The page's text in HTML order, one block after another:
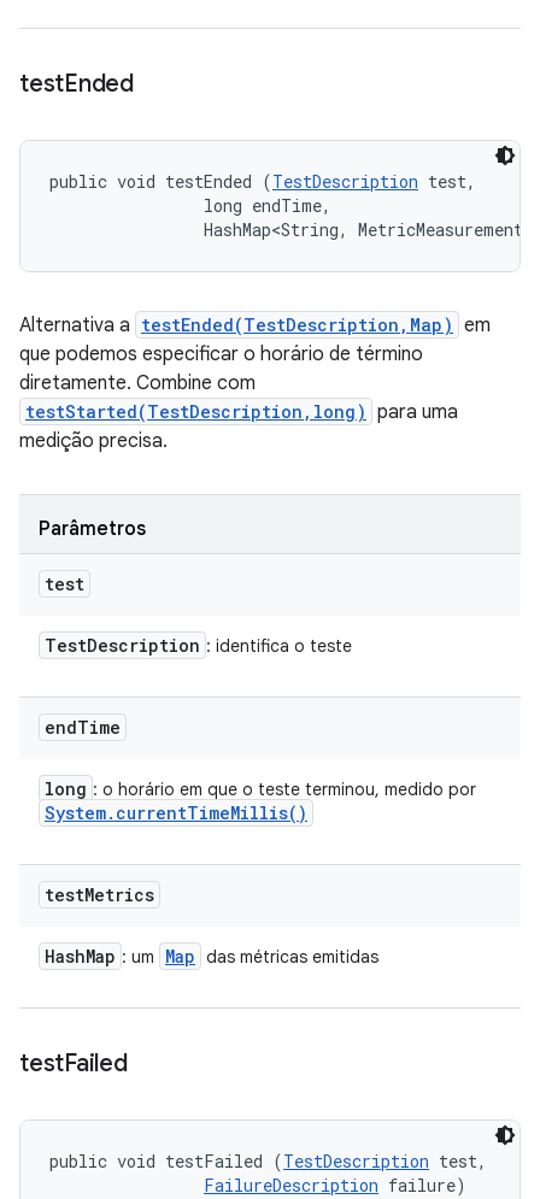
testEnded
public void testEnded (TestDescription test,
                long endTime,
HashMap<String,
Alternativa a testEnded(TestDescription,Map) em
que podemos especificar o horário de término
diretamente. Combine com
testStarted(TestDescription,long) para uma
medição precisa.
Parâmetros
test
TestDescription : identifica o teste
endTime
long : o horário em que o teste terminou, medido por
System. currentTimeMillis( )
testMetrics
HashMap : um Map das métricas emitidas
testFailed
public void testFailed (TestDescription test,
FailureDescription failure)